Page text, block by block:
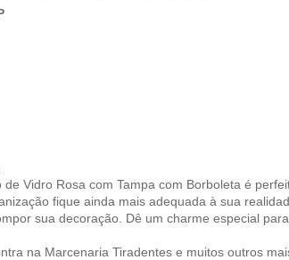
de Vidro Rosa com Tampa com Borboleta é
fique ainda mais adequada à sua
sua decoração. Dê um charme especial
na Marcenaria Tiradentes e muitos outros